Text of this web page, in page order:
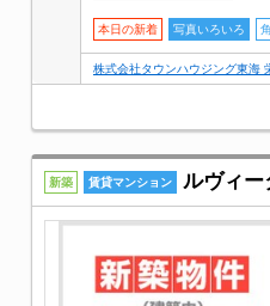
本日の新着 写真いろいろ
株式会社タウンハウジング東海
新築 賃貸マンション ルヴィー